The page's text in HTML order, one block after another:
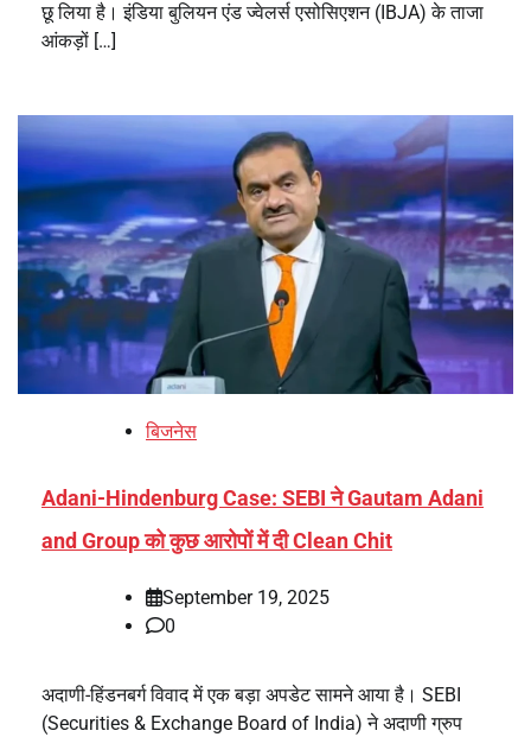
छू लिया है। इंडिया बुलियन एंड ज्वेलर्स एसोसिएशन (IBJA) के ताजा
आंकड़ों […]
बिजनेस
Adani-Hindenburg Case: SEBI ने Gautam Adani
and Group को कुछ आरोपों में दी Clean Chit
September 19, 2025
0
अदाणी-हिंडनबर्ग विवाद में एक बड़ा अपडेट सामने आया है। SEBI
(Securities & Exchange Board of India) ने अदाणी ग्रुप